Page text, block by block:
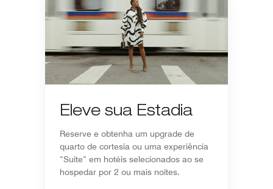
Eleve sua Estadia
Reserve e obtenha um upgrade de
quarto de cortesia ou uma experiência
“Suite” em hotéis selecionados ao se
hospedar por 2 ou mais noites.